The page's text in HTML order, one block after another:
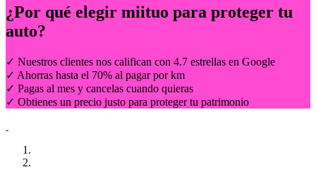
¿Por qué elegir miituo para proteger tu
auto?
✓ Nuestros clientes nos califican con 4.7 estrellas en Google
✓ Ahorras hasta el 70% al pagar por km
✓ Pagas al mes y cancelas cuando quieras
✓ Obtienes un precio justo para proteger tu patrimonio